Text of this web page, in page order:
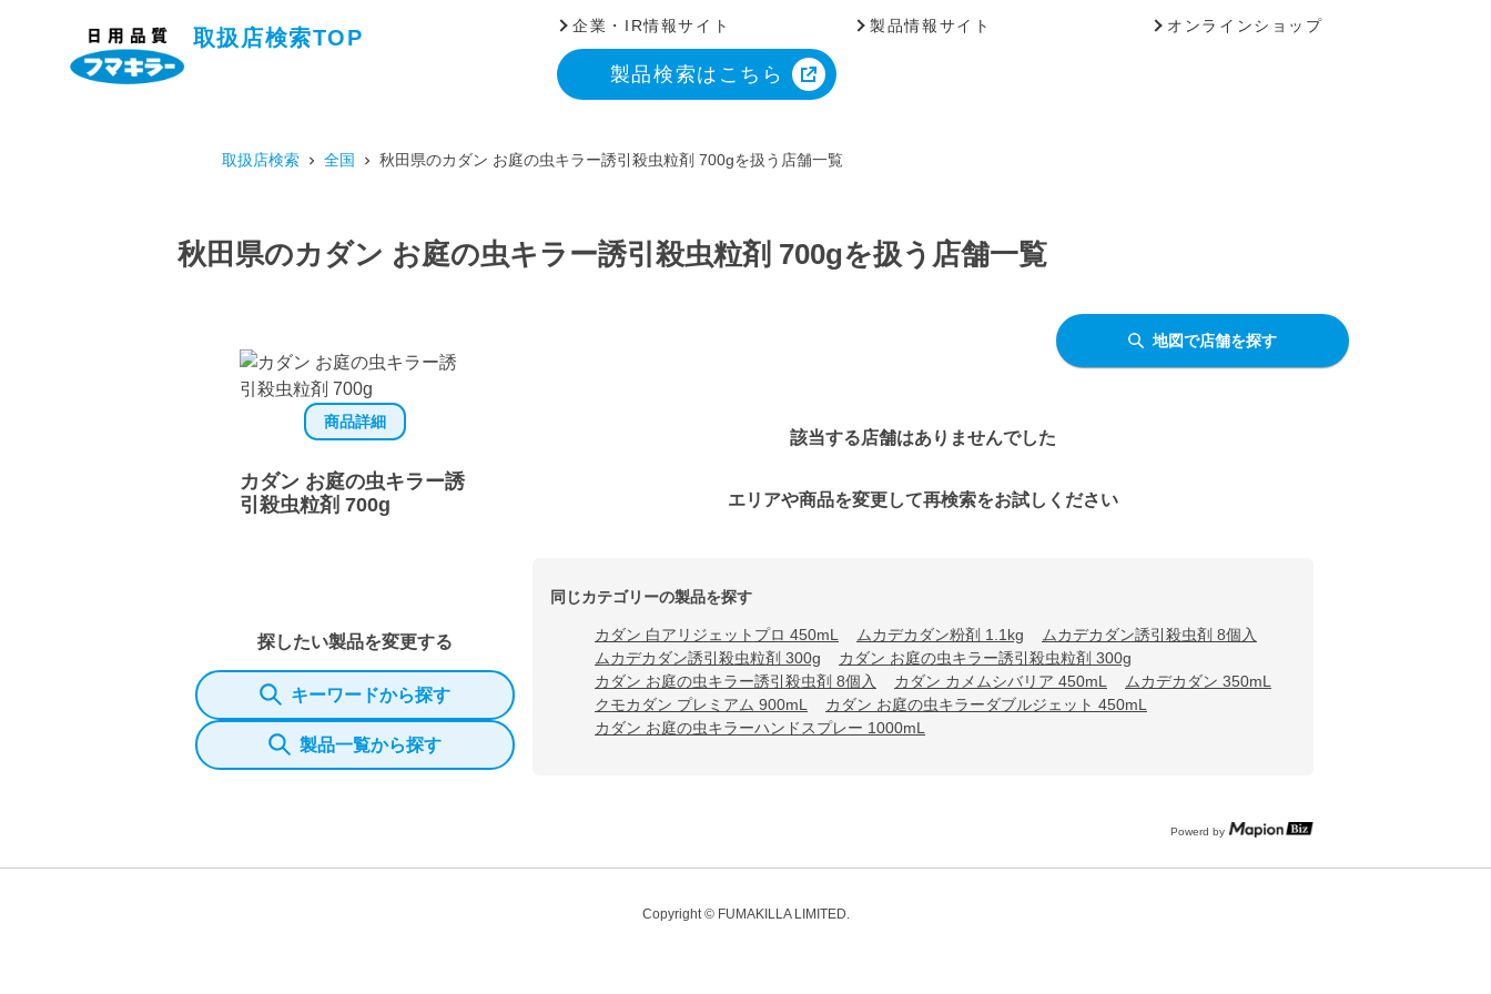
取扱店検索TOP
企業・IR情報サイト 製品情報サイト オンラインショップ
製品検索はこちら
取扱店検索 全国 秋田県のカダン お庭の虫キラー誘引殺虫粒剤 700gを扱う店舗一覧
秋田県のカダン お庭の虫キラー誘引殺虫粒剤 700gを扱う店舗一覧
商品詳細
カダン お庭の虫キラー誘
引殺虫粒剤 700g
探したい製品を変更する
キーワードから探す
製品一覧から探す
地図で店舗を探す
該当する店舗はありませんでした
エリアや商品を変更して再検索をお試しください
同じカテゴリーの製品を探す
カダン 白アリジェットプロ 450mL ムカデカダン粉剤 1.1kg
ムカデカダン誘引殺虫剤 8個入
ムカデカダン誘引殺虫粒剤 300g
カダン お庭の虫キラー誘引殺虫粒剤 300g
カダン お庭の虫キラー誘引殺虫剤 8個入
カダン カメムシバリア 450mL
ムカデカダン 350mL
クモカダン プレミアム 900mL
カダン お庭の虫キラーダブルジェット 450mL
カダン お庭の虫キラーハンドスプレー 1000mL
Powerd by
Copyright © FUMAKILLA LIMITED.